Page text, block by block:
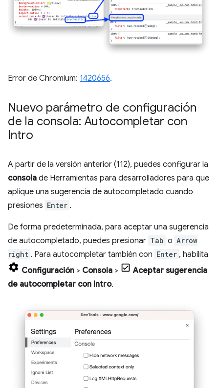
Error de Chromium: 1420656.
Nuevo parámetro de configuración
de la consola: Autocompletar con
Intro
A partir de la versión anterior (112), puedes configurar la
consola de Herramientas para desarrolladores para que
aplique una sugerencia de autocompletado cuando
presiones Enter .
De forma predeterminada, para aceptar una sugerencia
de autocompletado, puedes presionar Tab o Arrow
right . Para autocompletar también con Enter , habilita
Configuración > Consola >
Aceptar sugerencia
de autocompletar con Intro.